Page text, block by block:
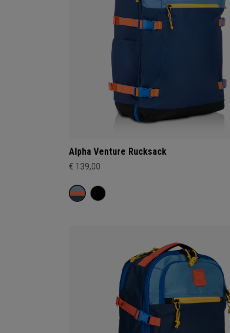
Alpha Venture Rucksack
€ 139,00